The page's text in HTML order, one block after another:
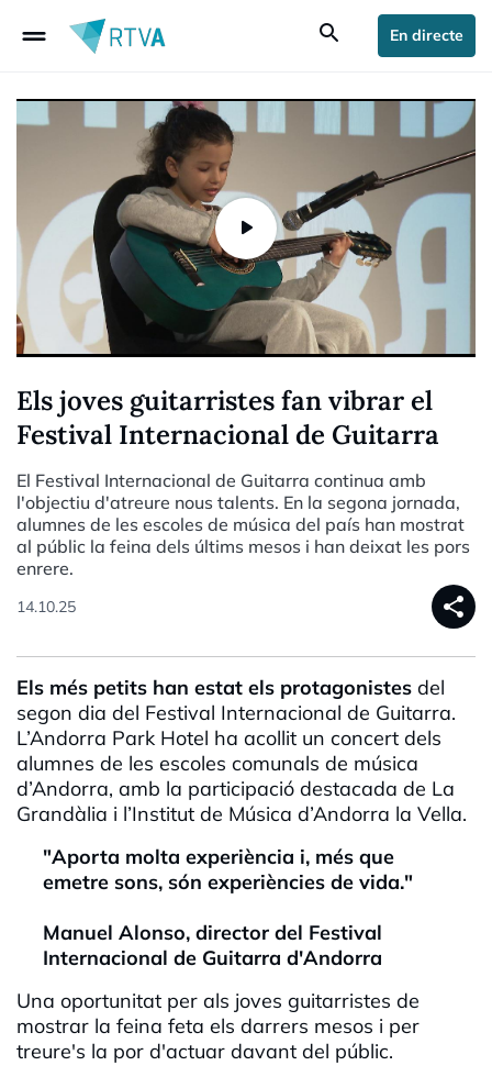
drag_handle search En directe
Els joves guitarristes fan vibrar el
Festival Internacional de Guitarra
El Festival Internacional de Guitarra continua amb
l'objectiu d'atreure nous talents. En la segona jornada,
alumnes de les escoles de música del país han mostrat
al públic la feina dels últims mesos i han deixat les pors
enrere.
14.10.25 share
Els més petits han estat els protagonistes del
segon dia del Festival Internacional de Guitarra.
L’Andorra Park Hotel ha acollit un concert dels
alumnes de les escoles comunals de música
d’Andorra, amb la participació destacada de La
Grandàlia i l’Institut de Música d’Andorra la Vella.
"Aporta molta experiència i, més que
emetre sons, són experiències de vida."
Manuel Alonso, director del Festival
Internacional de Guitarra d'Andorra
Una oportunitat per als joves guitarristes de
mostrar la feina feta els darrers mesos i per
treure's la por d'actuar davant del públic.